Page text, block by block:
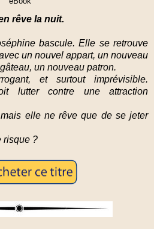
rêve la nuit.
bascule. Elle se retrouve
un nouvel appart, un nouveau
un nouveau patron.
et surtout imprévisible.
lutter contre une attraction
elle ne rêve que de se jeter
risque ?